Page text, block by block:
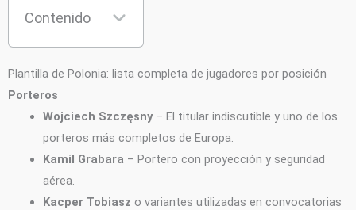
Contenido
Plantilla de Polonia: lista completa de jugadores por posición
Porteros
Wojciech Szczęsny– El titular indiscutible y uno de los
porteros más completos de Europa.
Kamil Grabara – Portero con proyección y seguridad
aérea.
Kacper Tobiasz o variantes utilizadas en convocatorias